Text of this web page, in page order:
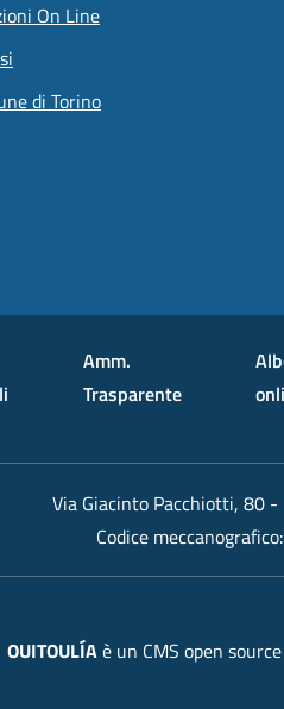
On Line
di Torino
prints
Amm.
Trasparente
Via Giacinto Pacchiotti, 80 -
Codice meccanografico:
OUITOULÍAè un CMS open